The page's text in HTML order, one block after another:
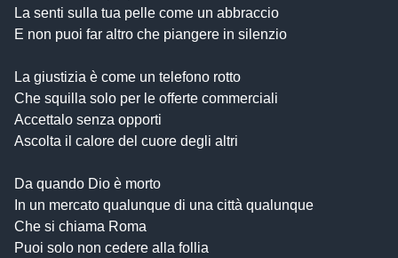
La senti sulla tua pelle come un abbraccio
E non puoi far altro che piangere in silenzio
La giustizia è come un telefono rotto
Che squilla solo per le offerte commerciali
Accettalo senza opporti
Ascolta il calore del cuore degli altri
Da quando Dio è morto
In un mercato qualunque di una città qualunque
Che si chiama Roma
Puoi solo non cedere alla follia